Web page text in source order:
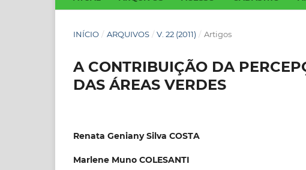
INÍCIO / ARQUIVOS / V. 22 (2011) / Artigos
A CONTRIBUIÇÃO DA
DAS ÁREAS VERDES
Renata Geniany Silva COSTA
Marlene Muno COLESANTI